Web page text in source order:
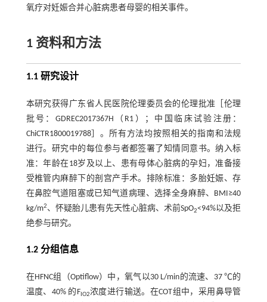
氧疗对妊娠合并心脏病患者母婴的相关事件。
1 资料和方法
1.1 研究设计
本研究获得广东省人民医院伦理委员会的伦理批准［伦理
批号：GDREC2017367H（R1）；中国临床试验注册：
ChiCTR1800019788］。所有方法均按照相关的指南和法规
进行。研究中的每位参与者都签署了知情同意书。纳入标
准：年龄在18岁及以上、患有母体心脏病的孕妇，准备接
受椎管内麻醉下的剖宫产手术。排除标准：多胎妊娠、存
在鼻腔气道阻塞或已知气道病理、选择全身麻醉、BMI≥40
kg/m2、怀疑胎儿患有先天性心脏病、术前SpO2<94%以及拒
绝参与研究。
1.2 分组信息
在HFNC组（Optiflow）中，氧气以30 L/min的流速、37 ℃的
温度、40% 的F IO2浓度进行输送。在COT组中，采用鼻导管